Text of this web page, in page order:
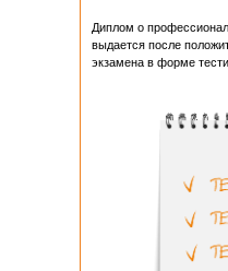
Диплом о
выдается после
экзамена в форме